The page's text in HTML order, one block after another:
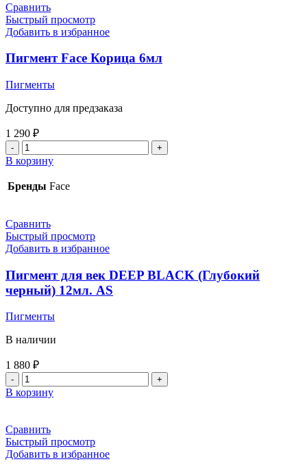
Сравнить
Быстрый просмотр
Добавить в избранное
Пигмент Face Корица 6мл
Пигменты
Доступно для предзаказа
1 290 ₽
Количество
товара
Face
Корица
В корзину
Бренды Face
Сравнить
Быстрый просмотр
Добавить в избранное
Пигмент для век DEEP BLACK (Глубокий
черный) 12мл. AS
Пигменты
В наличии
1 880 ₽
Количество
товара
век
DEEP
BLACK
В корзину
Сравнить
Быстрый просмотр
Добавить в избранное